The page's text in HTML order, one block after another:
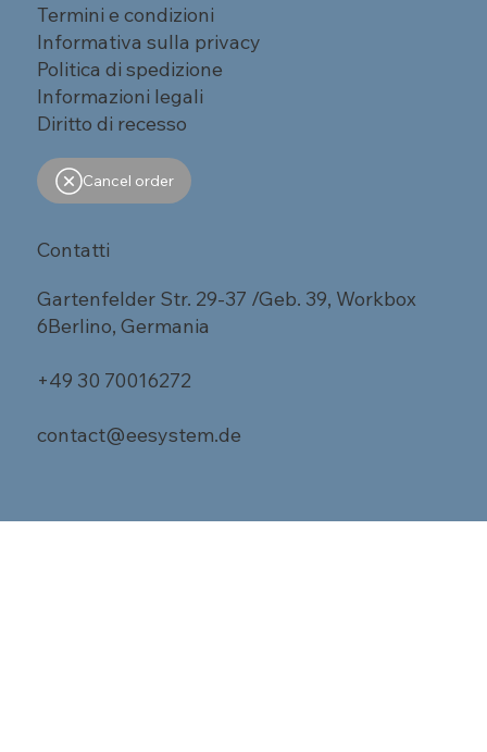
Termini e condizioni
Informativa sulla privacy
Politica di spedizione
Informazioni legali
Diritto di recesso
Cancel order
Contatti
Gartenfelder Str. 29-37 /Geb. 39, Workbox
6Berlino, Germania
+49 30 70016272
contact@eesystem.de